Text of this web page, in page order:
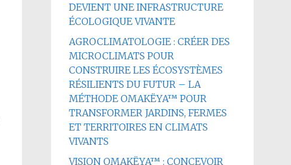
DEVIENT UNE INFRASTRUCTURE
ÉCOLOGIQUE VIVANTE
AGROCLIMATOLOGIE : CRÉER DES
MICROCLIMATS POUR
CONSTRUIRE LES ÉCOSYSTÈMES
RÉSILIENTS DU FUTUR – LA
MÉTHODE OMAKËYA™ POUR
TRANSFORMER JARDINS, FERMES
ET TERRITOIRES EN CLIMATS
VIVANTS
VISION OMAKËYA™ : CONCEVOIR